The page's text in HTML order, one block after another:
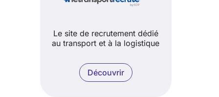
Le site de recrutement dédié
au transport et à la logistique
Découvrir